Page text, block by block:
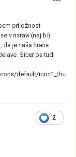
priložnost
v naravi (naj bi)
da je naša hrana
Sicer pa tudi
default/icon1_thu
2